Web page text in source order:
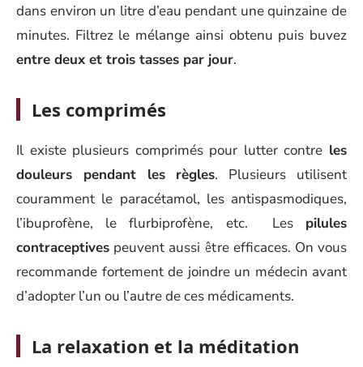
dans environ un litre d’eau pendant une quinzaine de
minutes. Filtrez le mélange ainsi obtenu puis buvez
entre deux et trois tasses par jour.
Les comprimés
Il existe plusieurs comprimés pour lutter contre les
douleurs pendant les règles. Plusieurs utilisent
couramment le paracétamol, les antispasmodiques,
l’ibuprofène, le flurbiprofène, etc. Les pilules
contraceptives peuvent aussi être efficaces. On vous
recommande fortement de joindre un médecin avant
d’adopter l’un ou l’autre de ces médicaments.
La relaxation et la méditation